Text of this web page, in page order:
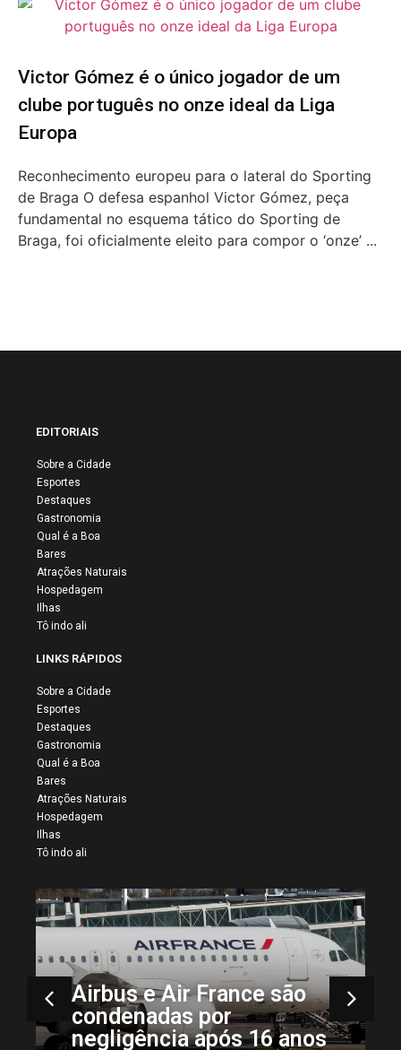
Victor Gómez é o único jogador de um
clube português no onze ideal da Liga
Europa
Reconhecimento europeu para o lateral do Sporting
de Braga O defesa espanhol Victor Gómez, peça
fundamental no esquema tático do Sporting de
Braga, foi oficialmente eleito para compor o ‘onze’ ...
EDITORIAIS
Sobre a Cidade
Esportes
Destaques
Gastronomia
Qual é a Boa
Bares
Atrações Naturais
Hospedagem
Ilhas
Tô indo ali
LINKS RÁPIDOS
Sobre a Cidade
Esportes
Destaques
Gastronomia
Qual é a Boa
Bares
Atrações Naturais
Hospedagem
Ilhas
Tô indo ali
Airbus e Air France são
condenadas por
negligência após 16 anos